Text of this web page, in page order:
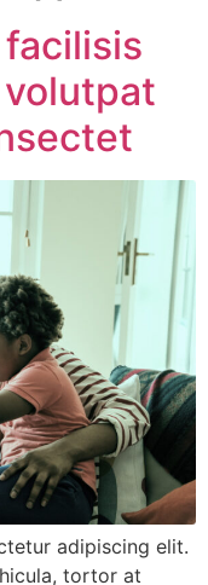
adipiscing elit.
tortor at